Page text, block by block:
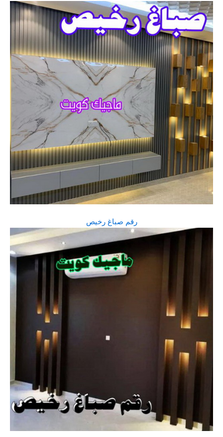
رقم صباغ رخيص